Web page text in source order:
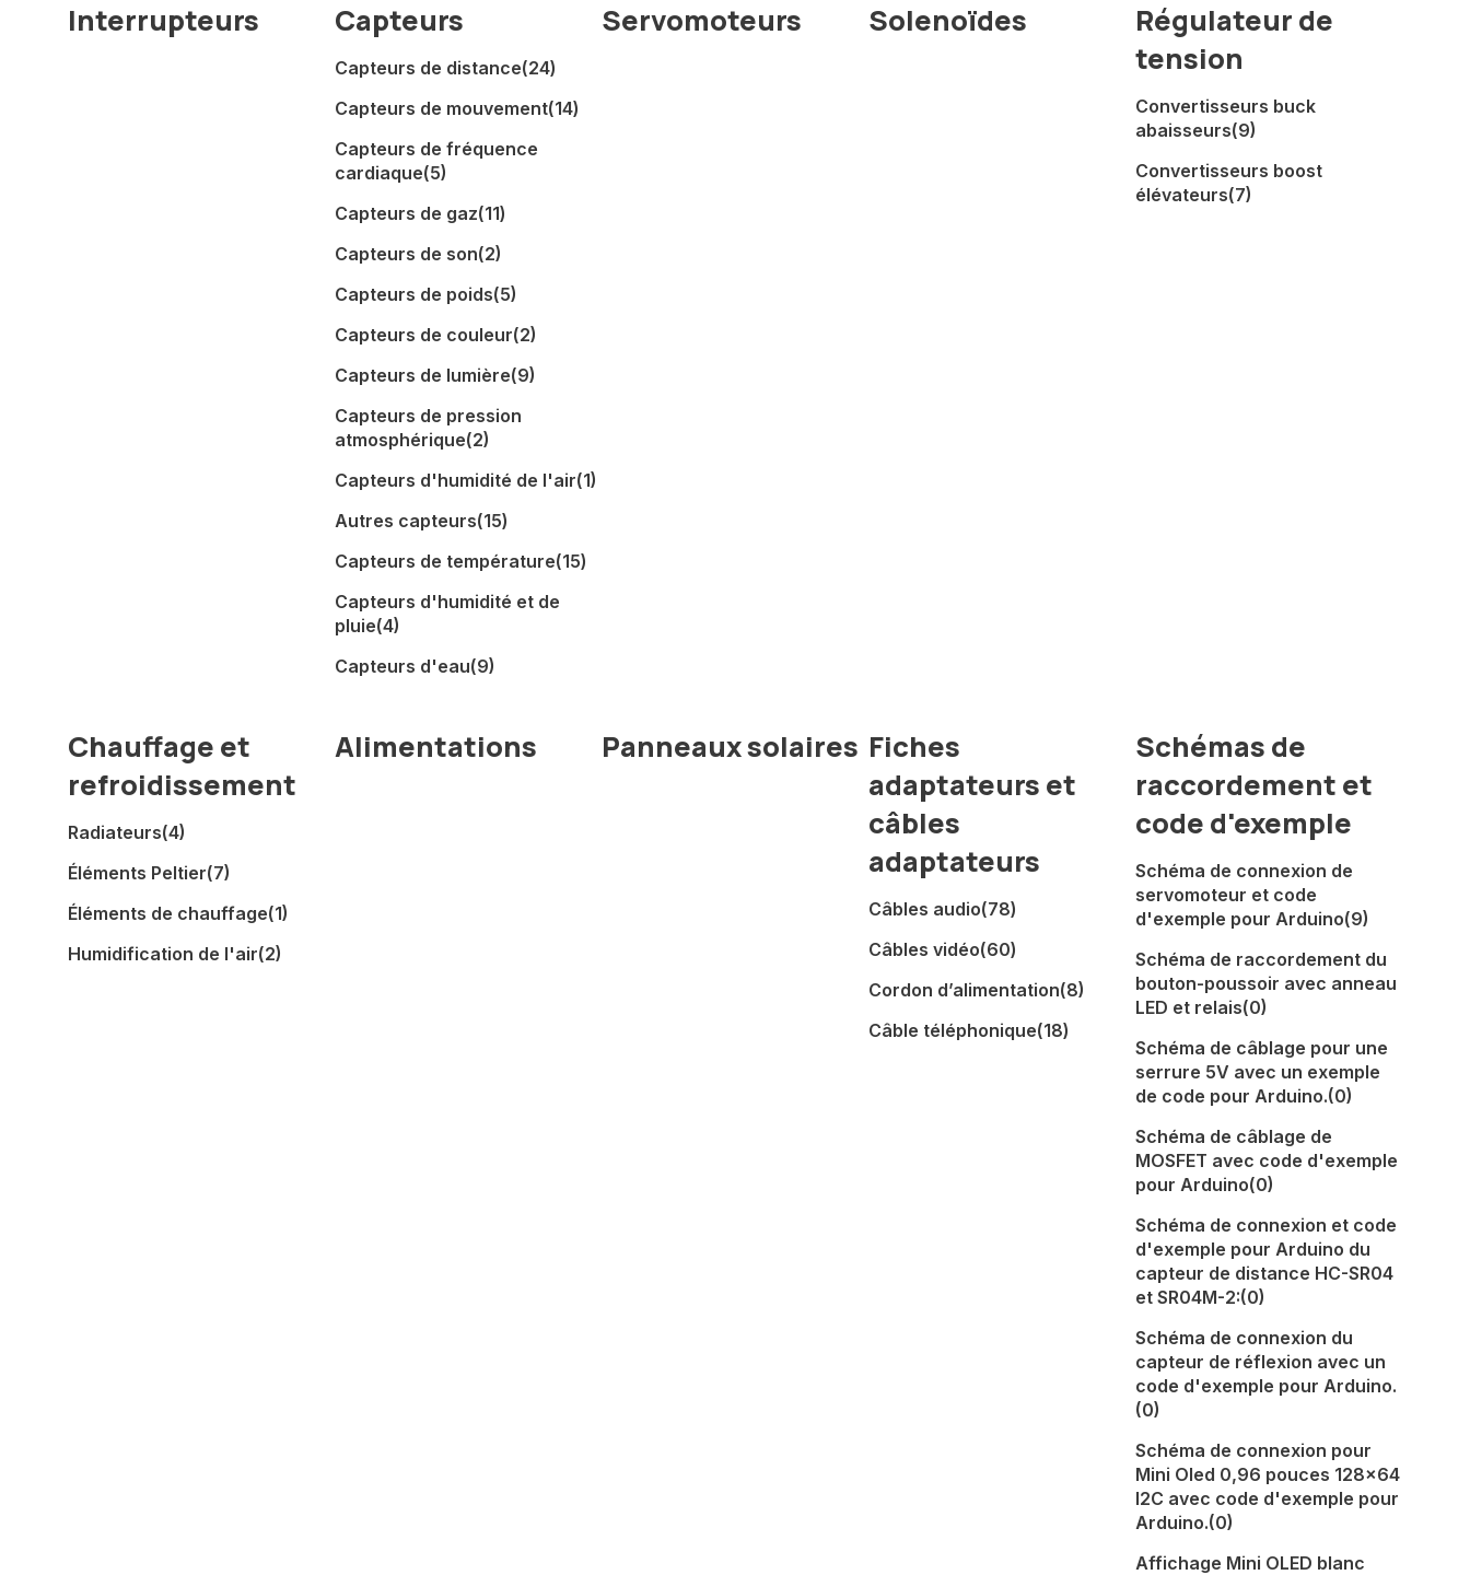
Interrupteurs Capteurs
Capteurs de distance(24)
Capteurs de mouvement(14)
Capteurs de fréquence
cardiaque(5)
Capteurs de gaz(11)
Capteurs de son(2)
Capteurs de poids(5)
Capteurs de couleur(2)
Capteurs de lumière(9)
Capteurs de pression
atmosphérique(2)
Capteurs d'humidité de l'air(1)
Autres capteurs(15)
Capteurs de température(15)
Capteurs d'humidité et de
pluie(4)
Capteurs d'eau(9)
Servomoteurs Solenoïdes
Régulateur de
tension
Convertisseurs buck
abaisseurs(9)
Convertisseurs boost
élévateurs(7)
Chauffage et
refroidissement
Radiateurs(4)
Éléments Peltier(7)
Éléments de chauffage(1)
Humidification de l'air(2)
Alimentations Panneaux solaires Fiches
adaptateurs et
câbles
adaptateurs
Câbles audio(78)
Câbles vidéo(60)
Cordon d’alimentation(8)
Câble téléphonique(18)
Schémas de
raccordement et
code d'exemple
Schéma de connexion de
servomoteur et code
d'exemple pour Arduino(9)
Schéma de raccordement du
bouton-poussoir avec anneau
LED et relais(0)
Schéma de câblage pour une
serrure 5V avec un exemple
de code pour Arduino.(0)
Schéma de câblage de
MOSFET avec code d'exemple
pour Arduino(0)
Schéma de connexion et code
d'exemple pour Arduino du
capteur de distance HC-SR04
et SR04M-2:(0)
Schéma de connexion du
capteur de réflexion avec un
code d'exemple pour Arduino.
(0)
Schéma de connexion pour
Mini Oled 0,96 pouces 128x64
I2C avec code d'exemple pour
Arduino.(0)
Affichage Mini OLED blanc